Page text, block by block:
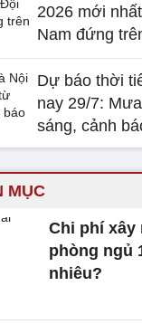
2026 mới
Nam đứng
Dự báo thời
nay 29/7:
sáng, cảnh
MỤC
Chi phí xây
phòng ngủ
nhiêu?